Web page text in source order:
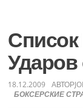
18.12.2009 АВТОР
БОКСЕРСКИЕ